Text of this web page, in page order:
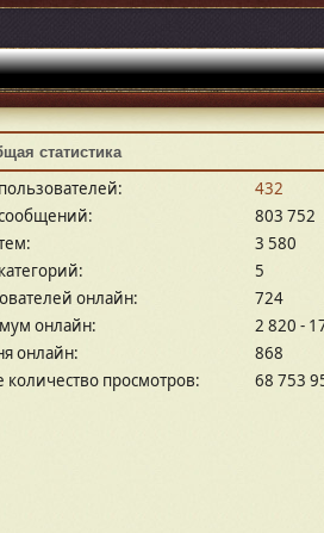
статистика
432
803 752
3 580
5
онлайн:
724
онлайн:
2 820 -
онлайн:
868
просмотров:
68 753